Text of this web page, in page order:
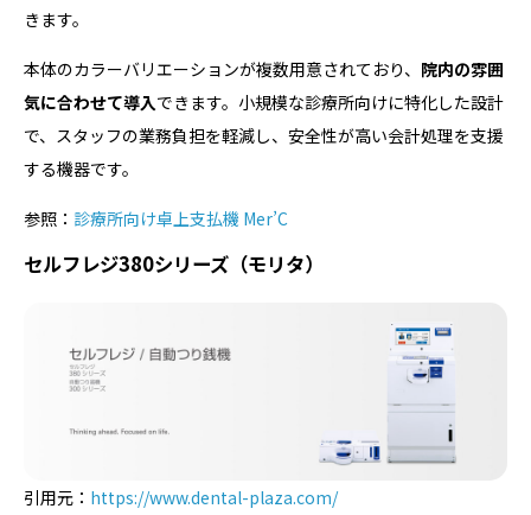
きます。
本体のカラーバリエーションが複数用意されており、 院内の雰囲
気に合わせて導入できます。小規模な診療所向けに特化した設計
で、スタッフの業務負担を軽減し、安全性が高い会計処理を支援
する機器です。
参照： 診療所向け卓上支払機 Mer’C
セルフレジ380シリーズ（モリタ）
引用元： https://www.dental-plaza.com/